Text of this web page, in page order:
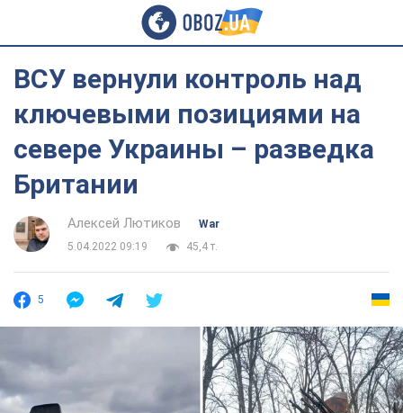
ВСУ вернули контроль над
ключевыми позициями на
севере Украины – разведка
Британии
Алексей Лютиков
War
5.04.2022 09:19
45,4 т.
5